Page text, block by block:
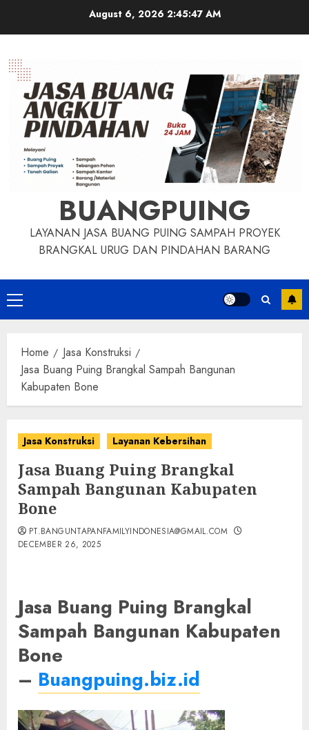
August 6, 2026 2:45:48 AM
BUANGPUING
LAYANAN JASA BUANG PUING SAMPAH PROYEK
BRANGKAL URUG DAN PINDAHAN BARANG
Primary
Menu
Home
Jasa Konstruksi
Jasa Buang Puing Brangkal Sampah Bangunan
Kabupaten Bone
Jasa Konstruksi Layanan Kebersihan
Jasa Buang Puing Brangkal
Sampah Bangunan Kabupaten
Bone
PT.BANGUNTAPANFAMILYINDONESIA@GMAIL.COM
DECEMBER 26, 2025
Jasa Buang Puing Brangkal
Sampah Bangunan Kabupaten
Bone
– Buangpuing.biz.id